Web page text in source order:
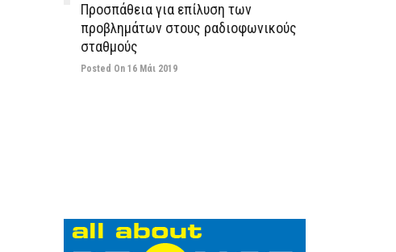
Προσπάθεια για επίλυση των
προβλημάτων στους ραδιοφωνικούς
σταθμούς
Posted On 16 Μάι 2019